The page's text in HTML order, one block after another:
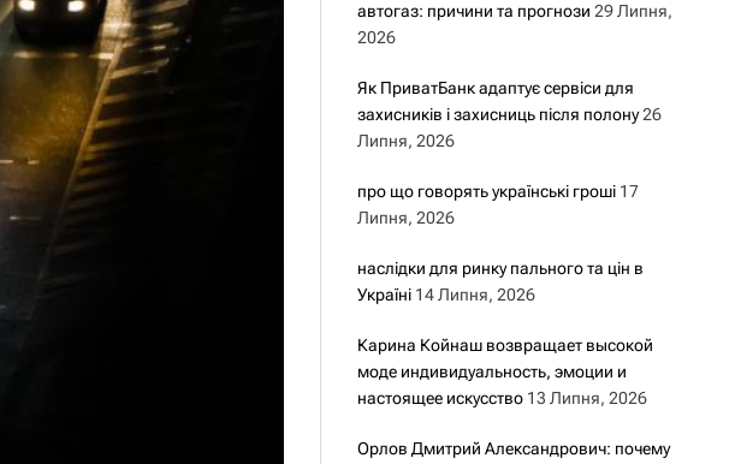
автогаз: причини та прогнози 29 Липня,
2026
Як ПриватБанк адаптує сервіси для
захисників і захисниць після полону 26
Липня, 2026
про що говорять українські гроші 17
Липня, 2026
наслідки для ринку пального та цін в
Україні 14 Липня, 2026
Карина Койнаш возвращает высокой
моде индивидуальность, эмоции и
настоящее искусство 13 Липня, 2026
Орлов Дмитрий Александрович: почему